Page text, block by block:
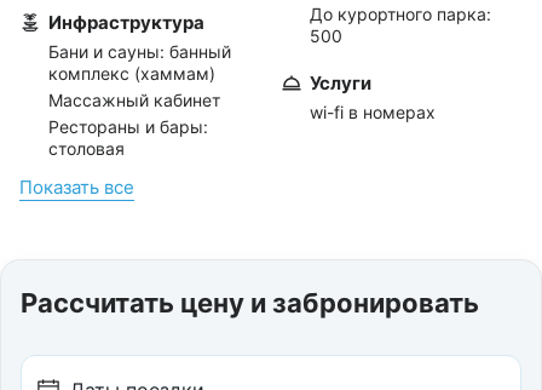
Инфраструктура
Бани и сауны: банный
комплекс (хаммам)
Массажный кабинет
Рестораны и бары:
столовая
Скидки детям до 18 лет
До курортного парка:
500
Услуги
wi-fi в номерах
Показать всe
Рассчитать цену и забронировать